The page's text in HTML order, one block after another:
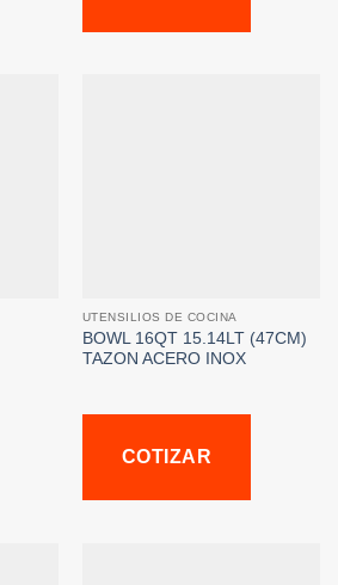
UTENSILIOS DE COCINA
BOWL 16QT 15.14LT (47CM)
TAZON ACERO INOX
COTIZAR